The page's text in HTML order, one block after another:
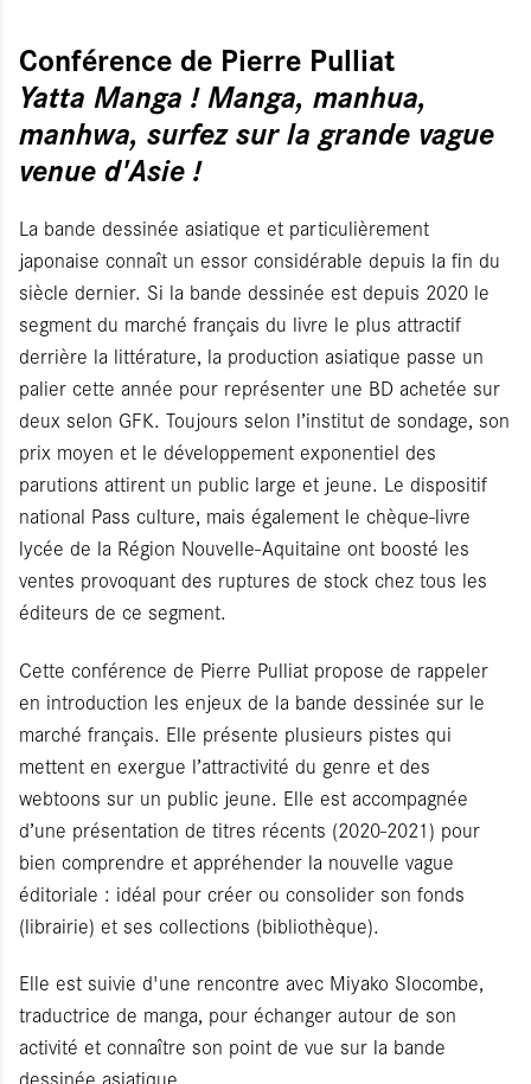
Conférence de Pierre Pulliat
Yatta Manga ! Manga, manhua,
manhwa, surfez sur la grande vague
venue d'Asie !
La bande dessinée asiatique et particulièrement
japonaise connaît un essor considérable depuis la fin du
siècle dernier. Si la bande dessinée est depuis 2020 le
segment du marché français du livre le plus attractif
derrière la littérature, la production asiatique passe un
palier cette année pour représenter une BD achetée sur
deux selon GFK. Toujours selon l’institut de sondage, son
prix moyen et le développement exponentiel des
parutions attirent un public large et jeune. Le dispositif
national Pass culture, mais également le chèque-livre
lycée de la Région Nouvelle-Aquitaine ont boosté les
ventes provoquant des ruptures de stock chez tous les
éditeurs de ce segment.
Cette conférence de Pierre Pulliat propose de rappeler
en introduction les enjeux de la bande dessinée sur le
marché français. Elle présente plusieurs pistes qui
mettent en exergue l’attractivité du genre et des
webtoons sur un public jeune. Elle est accompagnée
d’une présentation de titres récents (2020-2021) pour
bien comprendre et appréhender la nouvelle vague
éditoriale : idéal pour créer ou consolider son fonds
(librairie) et ses collections (bibliothèque).
Elle est suivie d'une rencontre avec Miyako Slocombe,
traductrice de manga, pour échanger autour de son
activité et connaître son point de vue sur la bande